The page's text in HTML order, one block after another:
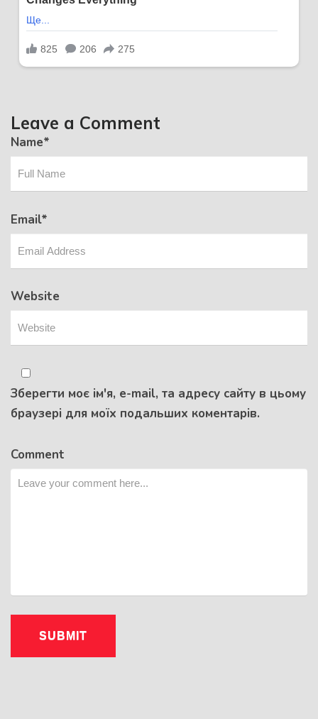
Leave a Comment
Name*
Email*
Website
Зберегти моє ім'я, e-mail, та адресу сайту в цьому
браузері для моїх подальших коментарів.
Comment